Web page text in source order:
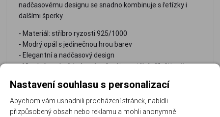
nadčasovému designu se snadno kombinuje s řetízky i
dalšími šperky.
- Materiál: stříbro ryzosti 925/1000
- Modrý opál s jedinečnou hrou barev
- Elegantní a nadčasový design
- Vhodný pro každodenní nošení i speciální příležitosti
Hmotnost přívěsku: 0.4 g.
Nastavení souhlasu s personalizací
Abychom vám usnadnili procházení stránek, nabídli
přizpůsobený obsah nebo reklamu a mohli anonymně